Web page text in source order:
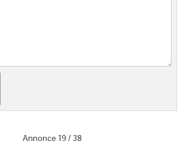
Annonce 19 / 38